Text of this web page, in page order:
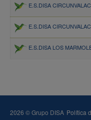
E.S.DISA
E.S.DISA
E.S.DISA LOS
2026 © Grupo DISA Política